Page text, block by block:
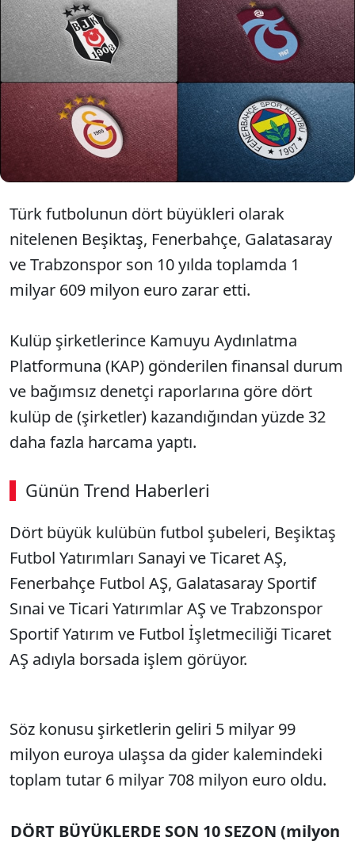
Beşiktaş, Fenerbahçe, Galatasaray ve
Trabzonspor son 10 yılda gelirlerinden yüzde
32 fazla harcama yaparak toplamda 1 milyar
609 milyon euro zarar etti. Fenerbahçe, 501
milyon euro ile en fazla açık veren kulüp oldu.
Türk futbolunun dört büyükleri olarak
nitelenen Beşiktaş, Fenerbahçe, Galatasaray
ve Trabzonspor son 10 yılda toplamda 1
milyar 609 milyon euro zarar etti.
Kulüp şirketlerince Kamuyu Aydınlatma
Platformuna (KAP) gönderilen finansal durum
ve bağımsız denetçi raporlarına göre dört
kulüp de (şirketler) kazandığından yüzde 32
daha fazla harcama yaptı.
Günün Trend Haberleri
SÖZCÜ SON DAKİKA
Dört büyük kulübün futbol şubeleri, Beşiktaş
Futbol Yatırımları Sanayi ve Ticaret AŞ,
Fenerbahçe Futbol AŞ, Galatasaray Sportif
Sınai ve Ticari Yatırımlar AŞ ve Trabzonspor
Sportif Yatırım ve Futbol İşletmeciliği Ticaret
AŞ adıyla borsada işlem görüyor.
Söz konusu şirketlerin geliri 5 milyar 99
milyon euroya ulaşsa da gider kalemindeki
toplam tutar 6 milyar 708 milyon euro oldu.
DÖRT BÜYÜKLERDE SON 10 SEZON (milyon